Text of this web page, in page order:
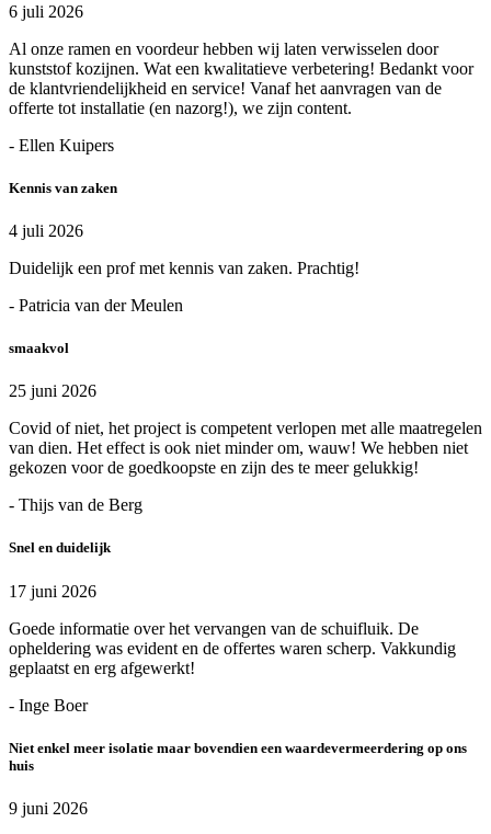
6 juli 2026
Al onze ramen en voordeur hebben wij laten verwisselen door
kunststof kozijnen. Wat een kwalitatieve verbetering! Bedankt voor
de klantvriendelijkheid en service! Vanaf het aanvragen van de
offerte tot installatie (en nazorg!), we zijn content.
- Ellen Kuipers
Kennis van zaken
4 juli 2026
Duidelijk een prof met kennis van zaken. Prachtig!
- Patricia van der Meulen
smaakvol
25 juni 2026
Covid of niet, het project is competent verlopen met alle maatregelen
van dien. Het effect is ook niet minder om, wauw! We hebben niet
gekozen voor de goedkoopste en zijn des te meer gelukkig!
- Thijs van de Berg
Snel en duidelijk
17 juni 2026
Goede informatie over het vervangen van de schuifluik. De
opheldering was evident en de offertes waren scherp. Vakkundig
geplaatst en erg afgewerkt!
- Inge Boer
Niet enkel meer isolatie maar bovendien een waardevermeerdering op ons
huis
9 juni 2026